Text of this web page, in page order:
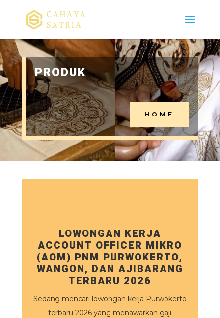
PRODUK
HOME
LOWONGAN KERJA
ACCOUNT OFFICER MIKRO
(AOM) PNM PURWOKERTO,
WANGON, DAN AJIBARANG
TERBARU 2026
Sedang mencari lowongan kerja Purwokerto
terbaru 2026 yang menawarkan gaji